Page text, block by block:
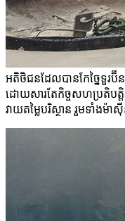
អតិថិជនដែលបានកែច្នៃទួរ
ដោយសារតែកិច្ចសហប្រតិបត្
វាយតម្លៃបរិស្ថាន រួមទាំងម៉